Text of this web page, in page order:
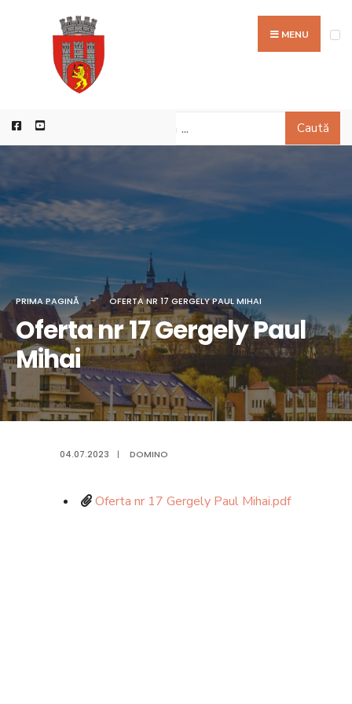
MENU
Caută
PRIMA PAGINĂ OFERTA NR 17 GERGELY PAUL MIHAI
Oferta nr 17 Gergely Paul
Mihai
04.07.2023 | DOMINO
Oferta nr 17 Gergely Paul Mihai.pdf